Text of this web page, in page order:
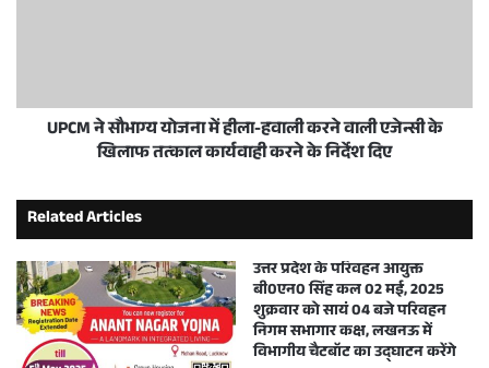
UPCM ने सौभाग्य योजना में हीला-हवाली करने वाली एजेन्सी के
खिलाफ तत्काल कार्यवाही करने के निर्देश दिए
Related Articles
उत्तर प्रदेश के परिवहन आयुक्त
बी0एन0 सिंह कल 02 मई, 2025
शुक्रवार को सायं 04 बजे परिवहन
निगम सभागार कक्ष, लखनऊ में
विभागीय चैटबॉट का उद्घाटन करेंगे